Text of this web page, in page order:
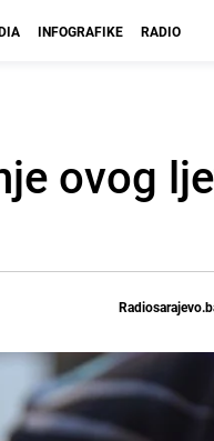
INFOGRAFIKE RADIO
ovog